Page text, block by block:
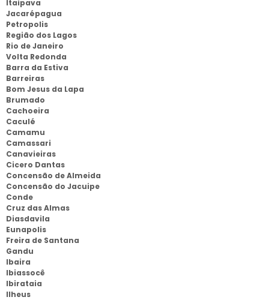
Itaipava
Jacarépagua
Petropolis
Região dos Lagos
Rio de Janeiro
Volta Redonda
Barra da Estiva
Barreiras
Bom Jesus da Lapa
Brumado
Cachoeira
Caculé
Camamu
Camassari
Canavieiras
Cicero Dantas
Concensão de Almeida
Concensão do Jacuipe
Conde
Cruz das Almas
Diasdavila
Eunapolis
Freira de Santana
Gandu
Ibaira
Ibiassocê
Ibirataia
Ilheus